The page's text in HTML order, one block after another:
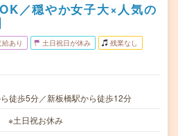
／穏やか女子大×人気の
あり 土日祝日が休み 残業なし
徒歩5分／新板橋駅から徒歩12分
※土日祝お休み